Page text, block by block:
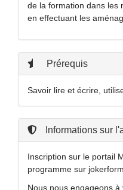
de la formation dans les
en effectuant les
Prérequis
Savoir lire et écrire,
Informations sur
Inscription sur le portail
programme sur
Nous nous engageons